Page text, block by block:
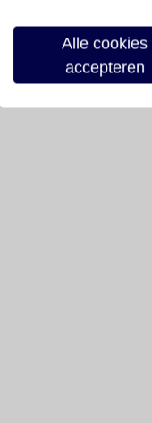
Alle cookies
accepteren